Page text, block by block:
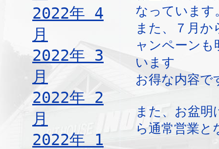
2022年 4
月
2022年 3
月
2022年 2
月
2022年 1
なっています
また、７月
ャンペーン
います
お得な内容で
また、お盆明
ら通常営業と